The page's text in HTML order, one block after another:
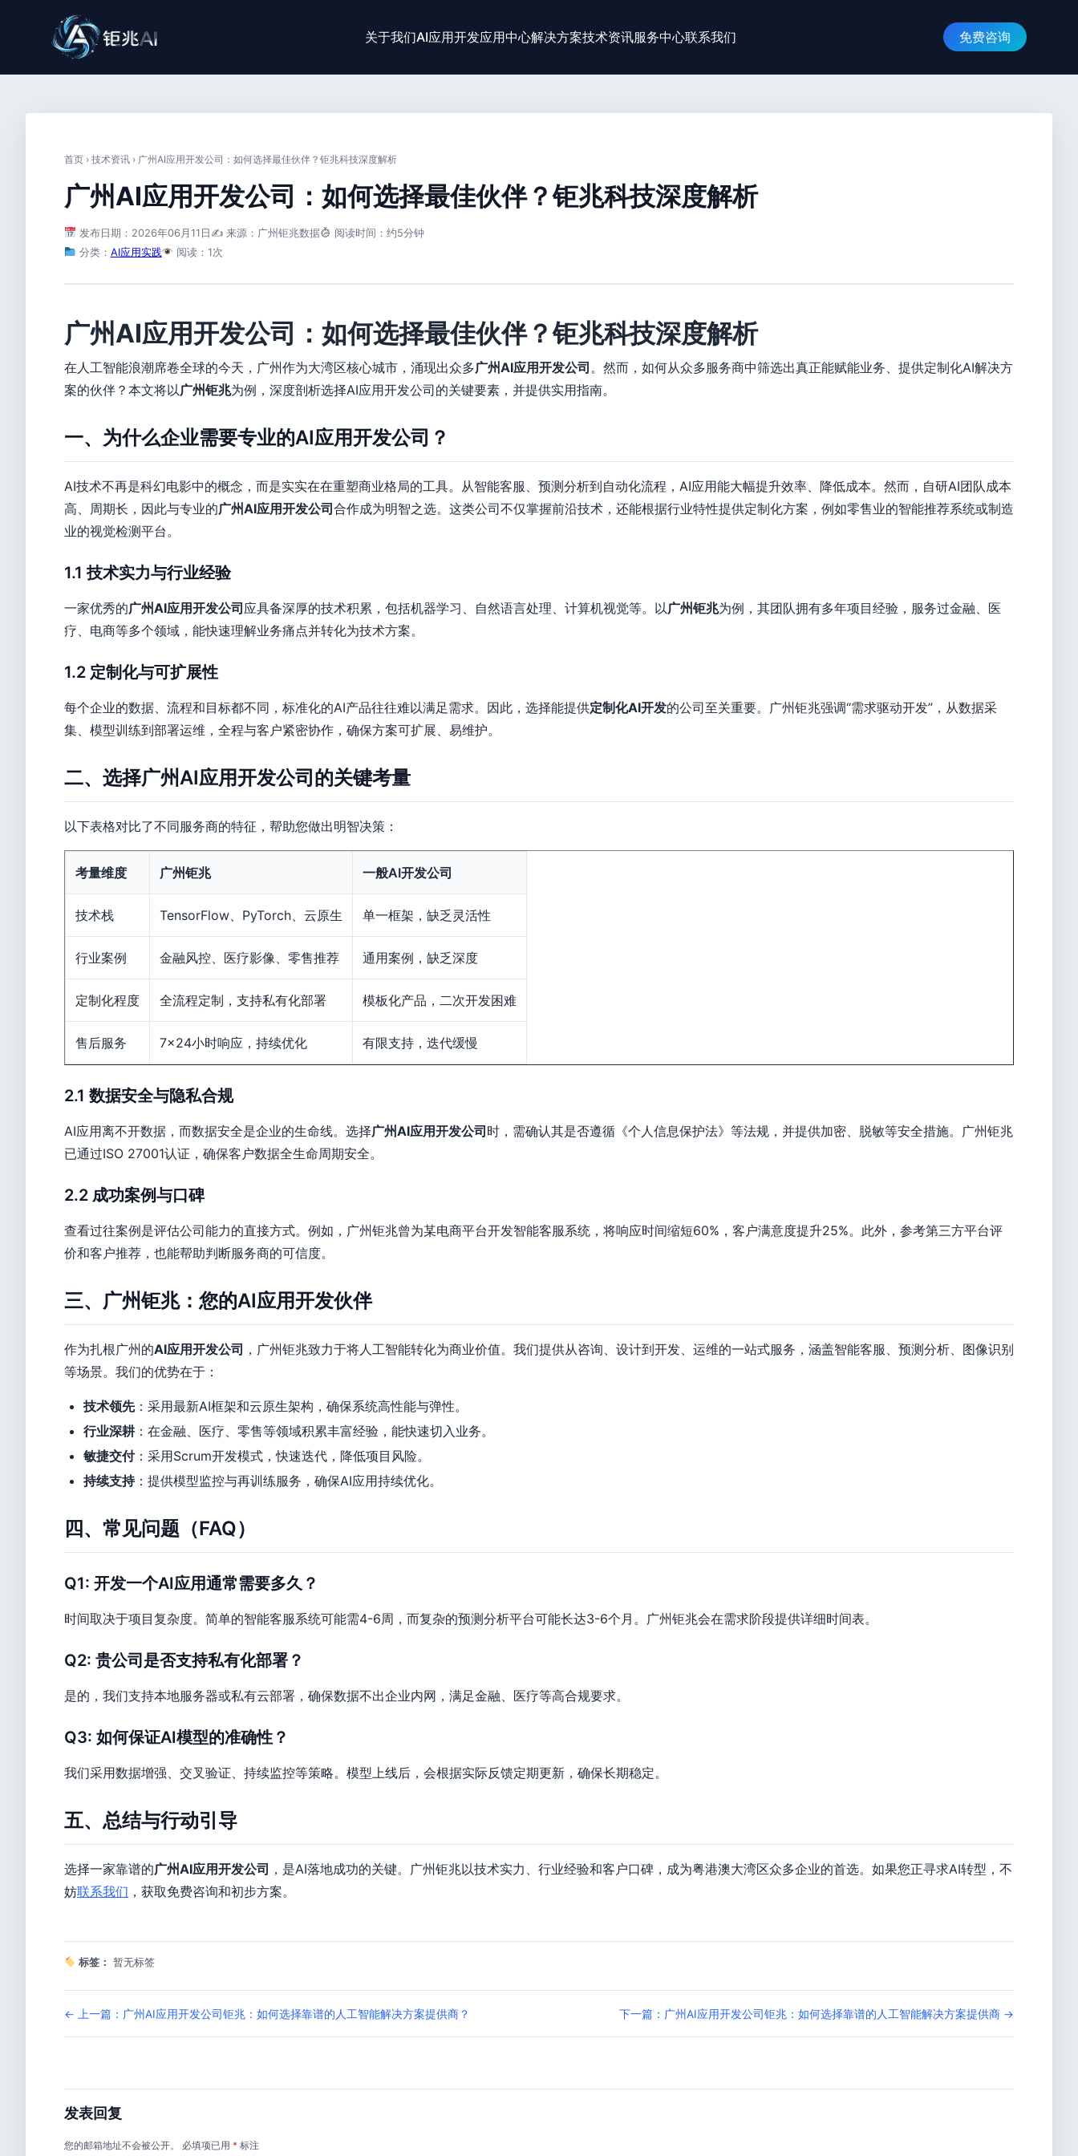
关于我们AI应用开发应用中心解决方案技术资讯服务中心联系我们 免费咨询
首页 › 技术资讯 › 广州AI应用开发公司：如何选择最佳伙伴？钜兆科技深度解析
广州AI应用开发公司：如何选择最佳伙伴？钜兆科技深度解析
发布日期：2026年06月11日 ✍️ 来源：广州钜兆数据
阅读时间：约5分钟
分类： AI应用实践 阅读：1次
广州AI应用开发公司：如何选择最佳伙伴？钜兆科技深度解析
在人工智能浪潮席卷全球的今天，广州作为大湾区核心城市，涌现出众多广州AI应用开发公司 。然而，如何从众多服务商中筛选出真正能赋能业务、提供定制化AI解决方
案的伙伴？本文将以广州钜兆为例，深度剖析选择AI应用开发公司的关键要素，并提供实用指南。
一、为什么企业需要专业的AI应用开发公司？
AI技术不再是科幻电影中的概念，而是实实在在重塑商业格局的工具。从智能客服、预测分析到自动化流程，AI应用能大幅提升效率、降低成本。然而，自研AI团队成本
高、周期长，因此与专业的广州AI应用开发公司 合作成为明智之选。这类公司不仅掌握前沿技术，还能根据行业特性提供定制化方案，例如零售业的智能推荐系统或制造
业的视觉检测平台。
1.1 技术实力与行业经验
一家优秀的广州AI应用开发公司 应具备深厚的技术积累，包括机器学习、自然语言处理、计算机视觉等。以广州钜兆为例，其团队拥有多年项目经验，服务过金融、医
疗、电商等多个领域，能快速理解业务痛点并转化为技术方案。
1.2 定制化与可扩展性
每个企业的数据、流程和目标都不同，标准化的AI产品往往难以满足需求。因此，选择能提供定制化AI开发的公司至关重要。广州钜兆强调“需求驱动开发”，从数据采
集、模型训练到部署运维，全程与客户紧密协作，确保方案可扩展、易维护。
二、选择广州AI应用开发公司的关键考量
以下表格对比了不同服务商的特征，帮助您做出明智决策：
考量维度 广州钜兆 一般AI开发公司
技术栈 TensorFlow、PyTorch、云原生 单一框架，缺乏灵活性
行业案例 金融风控、医疗影像、零售推荐 通用案例，缺乏深度
定制化程度 全流程定制，支持私有化部署 模板化产品，二次开发困难
售后服务 7×24小时响应，持续优化 有限支持，迭代缓慢
2.1 数据安全与隐私合规
AI应用离不开数据，而数据安全是企业的生命线。选择广州AI应用开发公司 时，需确认其是否遵循《个人信息保护法》等法规，并提供加密、脱敏等安全措施。广州钜兆
已通过ISO 27001认证，确保客户数据全生命周期安全。
2.2 成功案例与口碑
查看过往案例是评估公司能力的直接方式。例如，广州钜兆曾为某电商平台开发智能客服系统，将响应时间缩短60%，客户满意度提升25%。此外，参考第三方平台评
价和客户推荐，也能帮助判断服务商的可信度。
三、广州钜兆：您的AI应用开发伙伴
作为扎根广州的AI应用开发公司 ，广州钜兆致力于将人工智能转化为商业价值。我们提供从咨询、设计到开发、运维的一站式服务，涵盖智能客服、预测分析、图像识别
等场景。我们的优势在于：
技术领先：采用最新AI框架和云原生架构，确保系统高性能与弹性。
行业深耕：在金融、医疗、零售等领域积累丰富经验，能快速切入业务。
敏捷交付：采用Scrum开发模式，快速迭代，降低项目风险。
持续支持：提供模型监控与再训练服务，确保AI应用持续优化。
四、常见问题（FAQ）
Q1: 开发一个AI应用通常需要多久？
时间取决于项目复杂度。简单的智能客服系统可能需4-6周，而复杂的预测分析平台可能长达3-6个月。广州钜兆会在需求阶段提供详细时间表。
Q2: 贵公司是否支持私有化部署？
是的，我们支持本地服务器或私有云部署，确保数据不出企业内网，满足金融、医疗等高合规要求。
Q3: 如何保证AI模型的准确性？
我们采用数据增强、交叉验证、持续监控等策略。模型上线后，会根据实际反馈定期更新，确保长期稳定。
五、总结与行动引导
选择一家靠谱的广州AI应用开发公司 ，是AI落地成功的关键。广州钜兆以技术实力、行业经验和客户口碑，成为粤港澳大湾区众多企业的首选。如果您正寻求AI转型，不
妨联系我们 ，获取免费咨询和初步方案。
标签： 暂无标签
← 上一篇：广州AI应用开发公司钜兆：如何选择靠谱的人工智能解决方案提供商？ 下一篇：广州AI应用开发公司钜兆：如何选择靠谱的人工智能解决方案提供商 →
发表回复
您的邮箱地址不会被公开。 必填项已用 * 标注